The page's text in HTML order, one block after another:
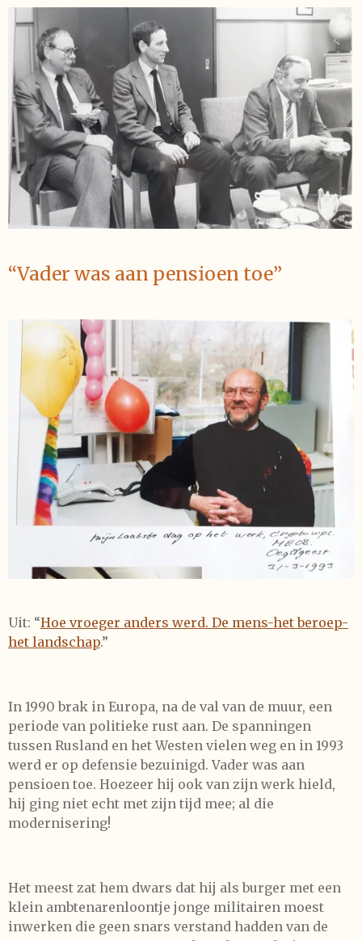
“Vader was aan pensioen toe”
Uit: “Hoe vroeger anders werd. De mens-het beroep-
het landschap.”
In 1990 brak in Europa, na de val van de muur, een
periode van politieke rust aan. De spanningen
tussen Rusland en het Westen vielen weg en in 1993
werd er op defensie bezuinigd. Vader was aan
pensioen toe. Hoezeer hij ook van zijn werk hield,
hij ging niet echt met zijn tijd mee; al die
modernisering!
Het meest zat hem dwars dat hij als burger met een
klein ambtenarenloontje jonge militairen moest
inwerken die geen snars verstand hadden van de